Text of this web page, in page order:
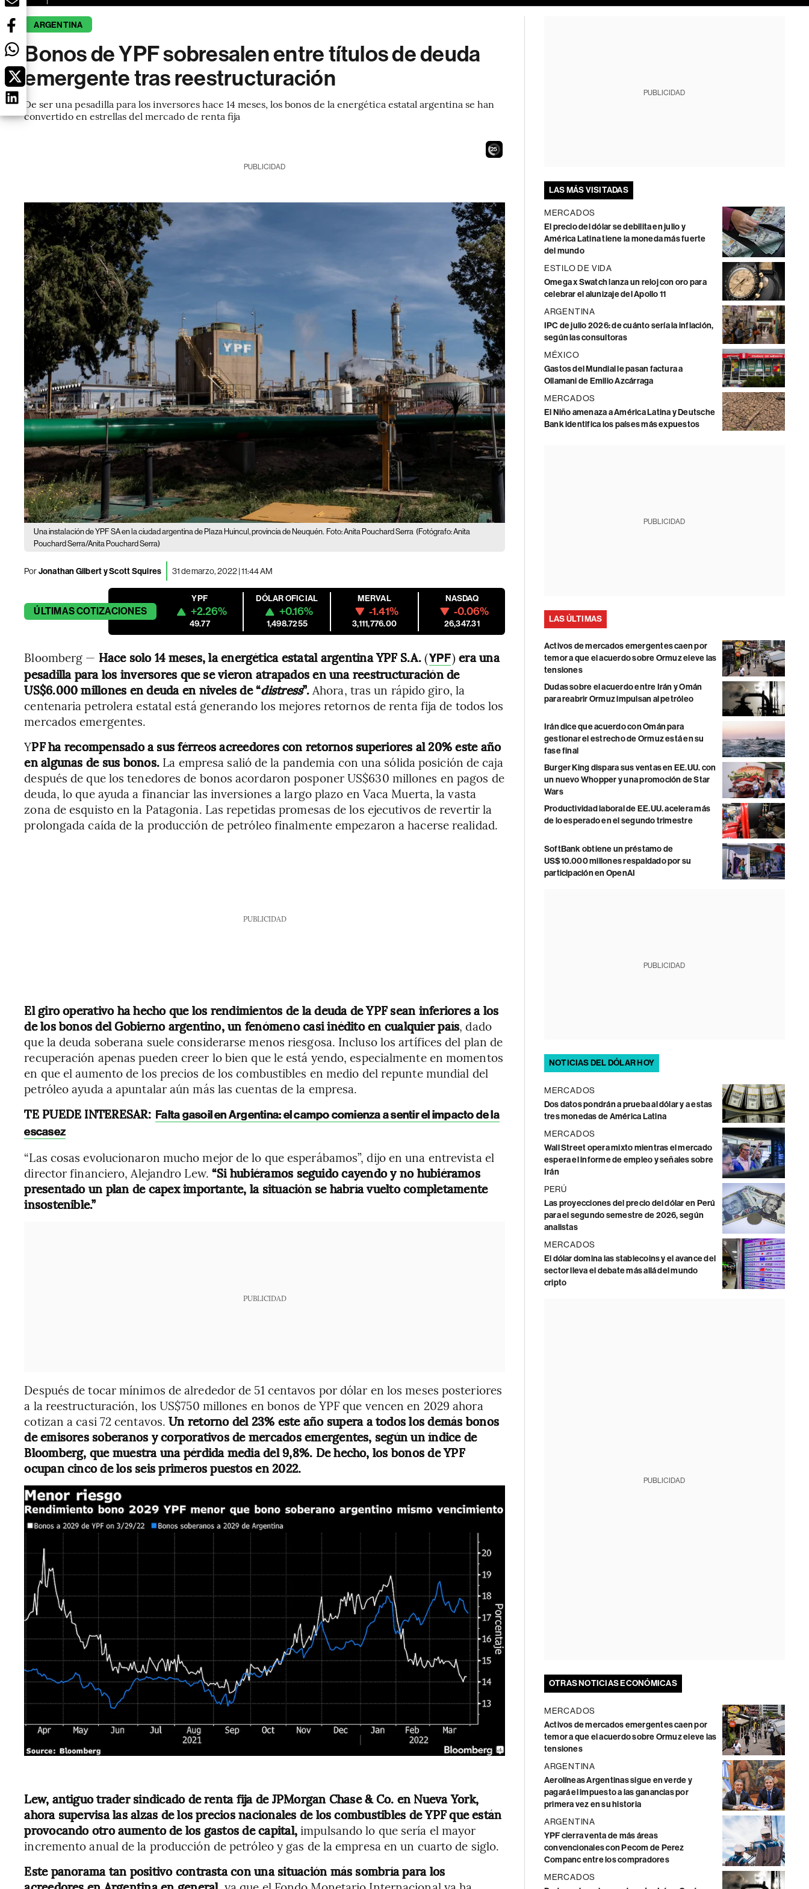
ARGENTINA
Bonos de YPF sobresalen entre títulos de deuda
emergente tras reestructuración
De ser una pesadilla para los inversores hace 14 meses, los bonos de la energética estatal argentina se han
convertido en estrellas del mercado de renta fija
24
PUBLICIDAD
Una instalación de YPF SA en la ciudad argentina de Plaza Huincul, provincia de Neuquén. Foto: Anita Pouchard Serra (Fotógrafo: Anita
Pouchard Serra/Anita Pouchard Serra)
PorJonathan Gilbert y Scott Squires 31 de marzo, 2022 | 11:44 AM
ÚLTIMASCOTIZACIONES
YPF
+2.26%
49.77
DÓLAR OFICIAL
+0.16%
1,498.7255
MERVAL
-1.41%
3,111,776.00
NASDAQ
-0.06%
26,347.31
Bloomberg — Hace solo 14 meses, la energética estatal argentina YPF S.A.(YPF)era una
pesadilla para los inversores que se vieron atrapados en una reestructuración de
US$6.000 millones en deuda en niveles de “distress”. Ahora, tras un rápido giro, la
centenaria petrolera estatal está generando los mejores retornos de renta fija de todos los
mercados emergentes.
YPF ha recompensado a sus férreos acreedores con retornos superiores al 20% este año
en algunas de sus bonos. La empresa salió de la pandemia con una sólida posición de caja
después de que los tenedores de bonos acordaron posponer US$630 millones en pagos de
deuda, lo que ayuda a financiar las inversiones a largo plazo en Vaca Muerta, la vasta
zona de esquisto en la Patagonia. Las repetidas promesas de los ejecutivos de revertir la
prolongada caída de la producción de petróleo finalmente empezaron a hacerse realidad.
PUBLICIDAD
El giro operativo ha hecho que los rendimientos de la deuda de YPF sean inferiores a los
de los bonos del Gobierno argentino, un fenómeno casi inédito en cualquier país, dado
que la deuda soberana suele considerarse menos riesgosa. Incluso los artífices del plan de
recuperación apenas pueden creer lo bien que le está yendo, especialmente en momentos
en que el aumento de los precios de los combustibles en medio del repunte mundial del
petróleo ayuda a apuntalar aún más las cuentas de la empresa.
TE PUEDE INTERESAR: Falta gasoil en Argentina: el campo comienza a sentir el impacto de la
escasez
“Las cosas evolucionaron mucho mejor de lo que esperábamos”, dijo en una entrevista el
director financiero, Alejandro Lew. “Si hubiéramos seguido cayendo y no hubiéramos
presentado un plan de capex importante, la situación se habría vuelto completamente
insostenible.”
PUBLICIDAD
Después de tocar mínimos de alrededor de 51 centavos por dólar en los meses posteriores
a la reestructuración, los US$750 millones en bonos de YPF que vencen en 2029 ahora
cotizan a casi 72 centavos.Un retorno del 23% este año supera a todos los demás bonos
de emisores soberanos y corporativos de mercados emergentes, según un índice de
Bloomberg, que muestra una pérdida media del 9,8%. De hecho, los bonos de YPF
ocupan cinco de los seis primeros puestos en 2022.
Lew, antiguo trader sindicado de renta fija de JPMorgan Chase & Co. en Nueva York,
ahora supervisa las alzas de los precios nacionales de los combustibles de YPF que están
provocando otro aumento de los gastos de capital,impulsando lo que sería el mayor
incremento anual de la producción de petróleo y gas de la empresa en un cuarto de siglo.
Este panorama tan positivo contrasta con una situación más sombría para los
PUBLICIDAD
LAS MÁS VISITADAS
MERCADOS
El precio del dólar se debilita en julio y
América Latina tiene la moneda más fuerte
del mundo
ESTILO DE VIDA
Omega x Swatch lanza un reloj con oro para
celebrar el alunizaje del Apollo 11
ARGENTINA
IPC de julio 2026: de cuánto sería la inflación,
según las consultoras
MÉXICO
Gastos del Mundial le pasan factura a
Ollamani de Emilio Azcárraga
MERCADOS
El Niño amenaza a América Latina y Deutsche
Bank identifica los países más expuestos
PUBLICIDAD
LAS ÚLTIMAS
Activos de mercados emergentes caen por
temor a que el acuerdo sobre Ormuz eleve las
tensiones
Dudas sobre el acuerdo entre Irán y Omán
para reabrir Ormuz impulsan al petróleo
Irán dice que acuerdo con Omán para
gestionar el estrecho de Ormuz está en su
fase final
Burger King dispara sus ventas en EE.UU. con
un nuevo Whopper y una promoción de Star
Wars
Productividad laboral de EE.UU. acelera más
de lo esperado en el segundo trimestre
SoftBank obtiene un préstamo de
US$10.000 millones respaldado por su
participación en OpenAI
PUBLICIDAD
NOTICIAS DEL DÓLAR HOY
MERCADOS
Dos datos pondrán a prueba al dólar y a estas
tres monedas de América Latina
MERCADOS
Wall Street opera mixto mientras el mercado
espera el informe de empleo y señales sobre
Irán
PERÚ
Las proyecciones del precio del dólar en Perú
para el segundo semestre de 2026, según
analistas
MERCADOS
El dólar domina las stablecoins y el avance del
sector lleva el debate más allá del mundo
cripto
PUBLICIDAD
OTRAS NOTICIAS ECONÓMICAS
MERCADOS
Activos de mercados emergentes caen por
temor a que el acuerdo sobre Ormuz eleve las
tensiones
ARGENTINA
Aerolíneas Argentinas sigue en verde y
pagará el impuesto a las ganancias por
primera vez en su historia
ARGENTINA
YPF cierra venta de más áreas
convencionales con Pecom de Perez
Companc entre los compradores
MERCADOS